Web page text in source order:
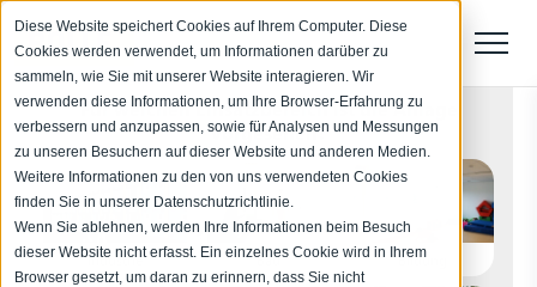
Diese Website speichert Cookies auf Ihrem Computer. Diese
Cookies werden verwendet, um Informationen darüber zu
sammeln, wie Sie mit unserer Website interagieren. Wir
verwenden diese Informationen, um Ihre Browser-Erfahrung zu
verbessern und anzupassen, sowie für Analysen und Messungen
zu unseren Besuchern auf dieser Website und anderen Medien.
Weitere Informationen zu den von uns verwendeten Cookies
finden Sie in unserer Datenschutzrichtlinie.
Wenn Sie ablehnen, werden Ihre Informationen beim Besuch
dieser Website nicht erfasst. Ein einzelnes Cookie wird in Ihrem
Browser gesetzt, um daran zu erinnern, dass Sie nicht
Für welchen Einsatzbereich ist die Anlage
vorgesehen?
Industrie Bau Bildung